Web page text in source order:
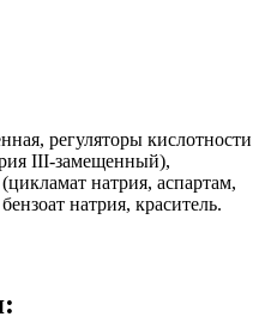
регуляторы кислотности
III-замещенный),
натрия, аспартам,
натрия, краситель.